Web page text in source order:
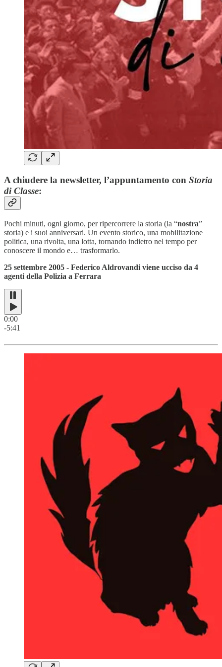
A chiudere la newsletter, l’appuntamento con Storia
di Classe:
Pochi minuti, ogni giorno, per ripercorrere la storia (la “nostra”
storia) e i suoi anniversari. Un evento storico, una mobilitazione
politica, una rivolta, una lotta, tornando indietro nel tempo per
conoscere il mondo e… trasformarlo.
25 settembre 2005 - Federico Aldrovandi viene ucciso da 4
agenti della Polizia a Ferrara
0:00
-5:41